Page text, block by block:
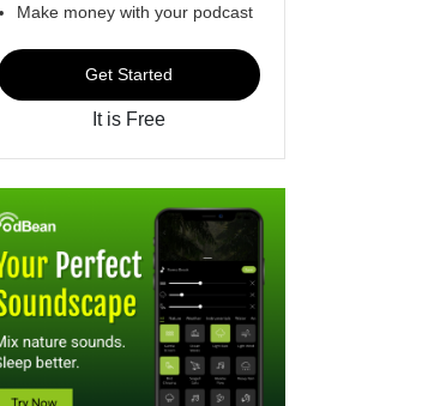
Make money with your podcast
Get Started
It is Free